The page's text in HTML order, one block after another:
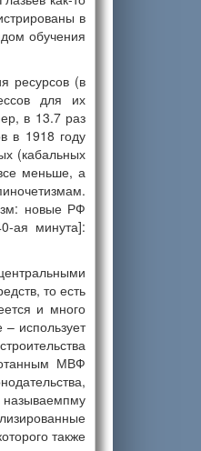
в
обучения
ресурсов (в
для их
в 13.7 раз
в 1918 году
(кабальных
меньше, а
новые РФ
ая минута]:
то есть
и много
использует
МВФ
называемпму
также